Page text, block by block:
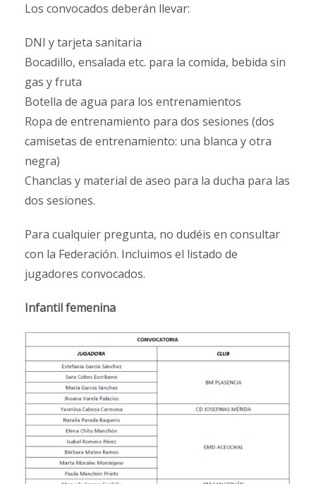
Los convocados deberán llevar:
DNI y tarjeta sanitaria
Bocadillo, ensalada etc. para la comida, bebida sin
gas y fruta
Botella de agua para los entrenamientos
Ropa de entrenamiento para dos sesiones (dos
camisetas de entrenamiento: una blanca y otra
negra)
Chanclas y material de aseo para la ducha para las
dos sesiones.
Para cualquier pregunta, no dudéis en consultar
con la Federación. Incluimos el listado de
jugadores convocados.
Infantil femenina